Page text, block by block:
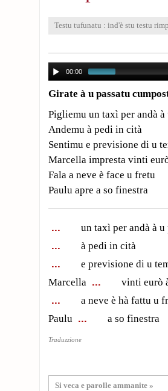
Testu tufunatu : ind'è stu testu
00:00
Girate à u passatu
Pigliemu un taxì per andà à
Andemu à pedi in cità
Sentimu e previsione di u
Marcella impresta vinti
Fala a neve è face u fretu
Paulu apre a so finestra
un taxì per andà à u
à pedi in cità
e previsione di u
Marcella
vinti eurò
a neve è hà fattu u
Paulu
a so finestra
Traduzzione
Si veca e parolle ammanite »